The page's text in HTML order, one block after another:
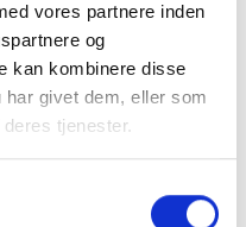
vores partnere inden
og
kan kombinere disse
givet dem, eller som
tjenester.
Fonden, Spar Nord